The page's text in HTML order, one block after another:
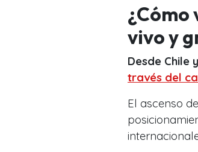
¿Cómo
vivo y
Desde Chile
través del
El ascenso